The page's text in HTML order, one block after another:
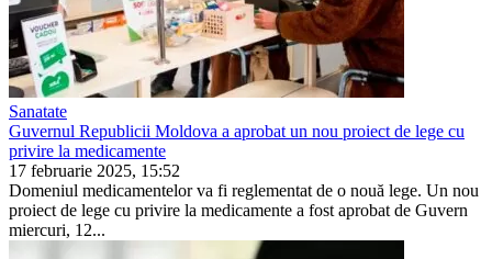
Sanatate
Guvernul Republicii Moldova a aprobat un nou proiect de lege cu
privire la medicamente
17 februarie 2025, 15:52
Domeniul medicamentelor va fi reglementat de o nouă lege. Un nou
proiect de lege cu privi­re la medicamente a fost apro­bat de Guvern
miercuri, 12...